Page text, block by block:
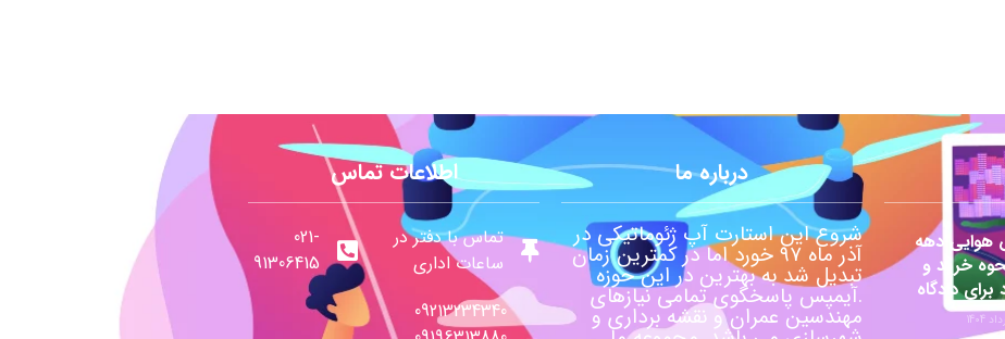
دهه
خرید و
برای دادگاه
درباره ما
شروع این استارت آپ ژئوماتیکی در
آذر ماه ۹۷ خورد اما در کمترین زمان
تبدیل شد به بهترین در این حوزه
.آیمپس پاسخگوی تمامی نیازهای
مهندسین عمران و نقشه برداری و
اطلاعات تماس
تماس با دفتر در
ساعات اداری
021-
91306415
09213234340